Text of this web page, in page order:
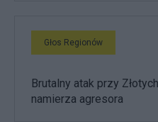
Głos Regionów
Brutalny atak przy
namierza agresora